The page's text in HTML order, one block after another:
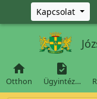
Ugrás a fő tartalomra
Kapcsolat

Otthon

Ügyintéz…